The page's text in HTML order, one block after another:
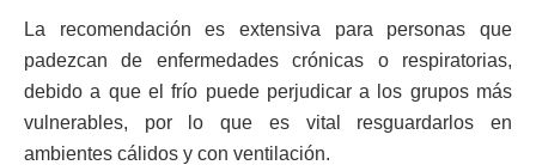
La recomendación es extensiva para personas que
padezcan de enfermedades crónicas o respiratorias,
debido a que el frío puede perjudicar a los grupos más
vulnerables, por lo que es vital resguardarlos en
ambientes cálidos y con ventilación.